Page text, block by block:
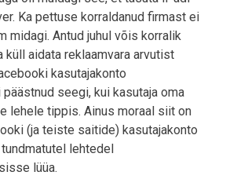
Ka pettuse korraldanud firmast ei
midagi. Antud juhul võis korralik
küll aidata reklaamvara arvutist
kasutajakonto
seegi, kui kasutaja oma
lehele tippis. Ainus moraal siit on
(ja teiste saitide) kasutajakonto
lehtedel
lüüa.